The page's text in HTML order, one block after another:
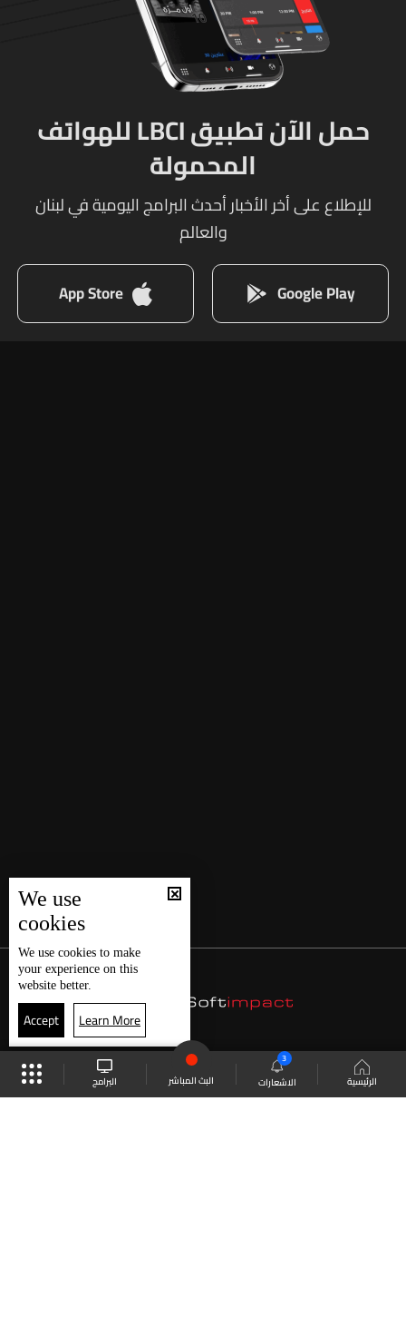
الرئيسية الاشعارات
3
البث المباشر البرامج
حمل الآن تطبيق LBCI للهواتف
المحمولة
للإطلاع على أخر الأخبار أحدث البرامج اليومية في لبنان
والعالم
Google Play
App Store
We use
cookies
We use cookies to make
your experience on this
website better.
Accept Learn More
موقع البرامج الجدول البث المباشر